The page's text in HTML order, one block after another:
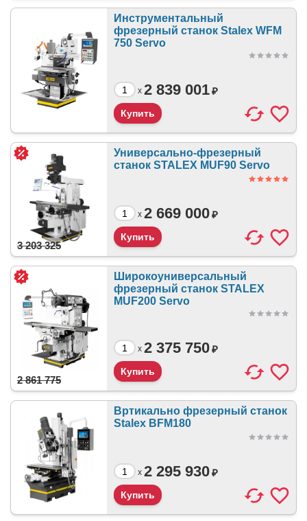
Инструментальный
фрезерный станок Stalex WFM
750 Servo
x 2 839 001₽
Универсально-фрезерный
станок STALEX MUF90 Servo
x
3 203 325
2 669 000₽
Широкоуниверсальный
фрезерный станок STALEX
MUF200 Servo
x
2 861 775
2 375 750₽
Вртикально фрезерный станок
Stalex BFM180
x 2 295 930₽